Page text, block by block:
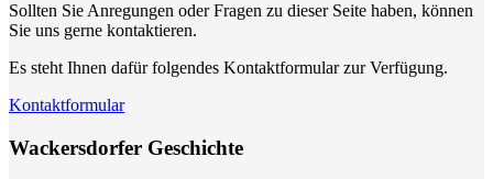
Sollten Sie Anregungen oder Fragen zu dieser Seite haben, können
Sie uns gerne kontaktieren.
Es steht Ihnen dafür folgendes Kontaktformular zur Verfügung.
Kontaktformular
Wackersdorfer Geschichte